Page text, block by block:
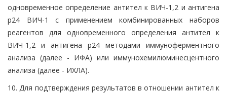
одновременное определение антител к ВИЧ-1,2 и антигена
р24 ВИЧ-1 с применением комбинированных наборов
реагентов для одновременного определения антител к
ВИЧ-1,2 и антигена р24 методами иммуноферментного
анализа (далее - ИФА) или иммунохемилюминесцентного
анализа (далее - ИХЛА).
10. Для подтверждения результатов в отношении антител к